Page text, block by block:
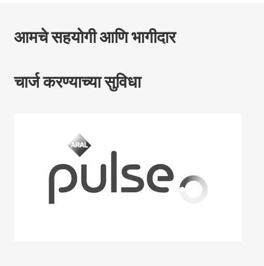
आमचे सहयोगी आणि भागीदार
चार्ज करण्याच्या सुविधा